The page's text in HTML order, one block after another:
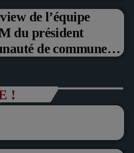
de l’équipe
du président
de communes
com de com
!